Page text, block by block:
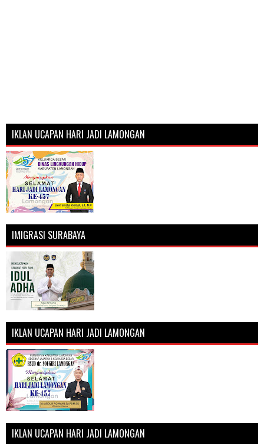
IKLAN UCAPAN HARI JADI LAMONGAN
IMIGRASI SURABAYA
IKLAN UCAPAN HARI JADI LAMONGAN
IKLAN UCAPAN HARI JADI LAMONGAN